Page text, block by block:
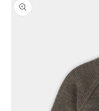
informazioni
sul prodotto